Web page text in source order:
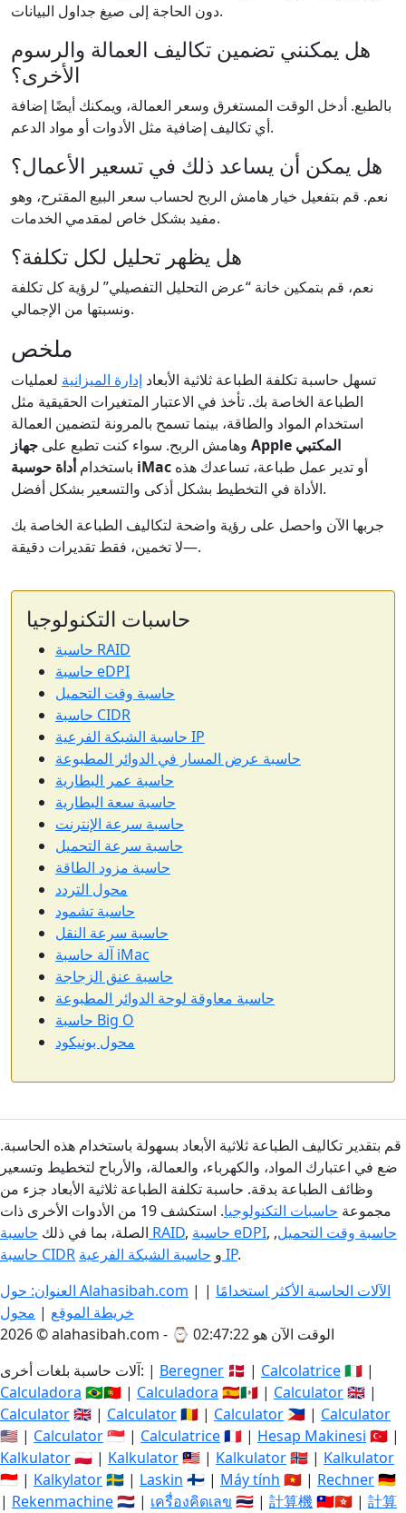
دون الحاجة إلى صيغ جداول البيانات.
هل يمكنني تضمين تكاليف العمالة والرسوم
الأخرى؟
بالطبع. أدخل الوقت المستغرق وسعر العمالة، ويمكنك أيضًا إضافة
أي تكاليف إضافية مثل الأدوات أو مواد الدعم.
هل يمكن أن يساعد ذلك في تسعير الأعمال؟
نعم. قم بتفعيل خيار هامش الربح لحساب سعر البيع المقترح، وهو
مفيد بشكل خاص لمقدمي الخدمات.
هل يظهر تحليل لكل تكلفة؟
نعم، قم بتمكين خانة “عرض التحليل التفصيلي” لرؤية كل تكلفة
ونسبتها من الإجمالي.
ملخص
تسهل حاسبة تكلفة الطباعة ثلاثية الأبعاد إدارة الميزانية لعمليات
الطباعة الخاصة بك. تأخذ في الاعتبار المتغيرات الحقيقية مثل
استخدام المواد والطاقة، بينما تسمح بالمرونة لتضمين العمالة
وهامش الربح. سواء كنت تطبع على
جهاز Apple المكتبي
باستخدام أداة حوسبة iMac
الأداة في التخطيط بشكل أذكى والتسعير بشكل أفضل.
جربها الآن واحصل على رؤية واضحة لتكاليف الطباعة الخاصة بك
—لا تخمين، فقط تقديرات دقيقة.
حاسبات التكنولوجيا
حاسبة RAID
حاسبة eDPI
حاسبة وقت التحميل
حاسبة CIDR
حاسبة الشبكة الفرعية IP
حاسبة عرض المسار في الدوائر المطبوعة
حاسبة عمر البطارية
حاسبة سعة البطارية
حاسبة سرعة الإنترنت
حاسبة سرعة التحميل
حاسبة مزود الطاقة
محول التردد
حاسبة تشمود
حاسبة سرعة النقل
آلة حاسبة iMac
حاسبة عنق الزجاجة
حاسبة معاوقة لوحة الدوائر المطبوعة
حاسبة Big O
محول بونيكود
قم بتقدير تكاليف الطباعة ثلاثية الأبعاد بسهولة باستخدام هذه الحاسبة.
ضع في اعتبارك المواد، والكهرباء، والعمالة، والأرباح لتخطيط وتسعير
وظائف الطباعة بدقة. حاسبة تكلفة الطباعة ثلاثية الأبعاد جزء من
مجموعة حاسبات التكنولوجيا
. استكشف 19 من الأدوات الأخرى ذات
الصلة، بما في ذلك حاسبة RAID, حاسبة eDPI, حاسبة وقت التحميل,
حاسبة CIDR
و حاسبة الشبكة الفرعية IP.
العنوان: حول Alahasibah.com | الآلات الحاسبة الأكثر استخدامًا |
خريطة الموقع | محول
2026 © alahasibah.com - ⌚
الوقت الآن هو 02:47:22
آلات حاسبة بلغات أخرى: | Beregner 🇩🇰 | Calcolatrice🇮🇹 |
Calculadora 🇧🇷🇵🇹 | Calculadora 🇪🇸🇲🇽 | Calculator🇬🇧 |
Calculator🇬🇧 | Calculator🇷🇴 | Calculator 🇵🇭 | Calculator
🇺🇸 | Calculator🇸🇬 | Calculatrice🇫🇷 | Hesap Makinesi 🇹🇷 |
Kalkulator🇵🇱 | Kalkulator🇲🇾 | Kalkulator🇳🇴 | Kalkulator
🇮🇩 | Kalkylator🇸🇪 | Laskin 🇫🇮 | Máy tính 🇻🇳 | Rechner🇩🇪
| Rekenmachine🇳🇱 | เครื่องคิดเลข 🇹🇭 | 計算機🇹🇼🇭🇰 | 計算